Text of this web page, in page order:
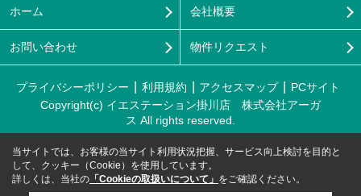
ホーム 会社概要
お問い合わせ 物件リクエスト
プライバシーポリシー 利用規約 アクセスマップ
PCサイト
Copyright(c) イエステーション掛川店 株式会社アーガ
ス All rights reserved.
当サイトでは、お客様の当サイト利用状況把握、サービス向上検討を目的と
して、クッキー（Cookie）を使用しています。
詳しくは、当社の 「Cookieの取扱いについて」 をご確認ください。